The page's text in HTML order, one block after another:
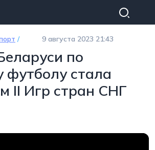
/ 9 августа 2023 21:43
по
стала
II Игр стран СНГ